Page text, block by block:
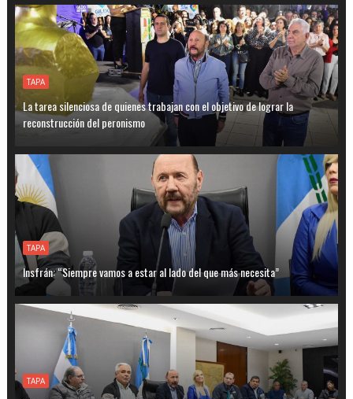
TAPA
La tarea silenciosa de quienes trabajan con el objetivo de lograr la
reconstrucción del peronismo
TAPA
Insfrán: “Siempre vamos a estar al lado del que más necesita”
TAPA